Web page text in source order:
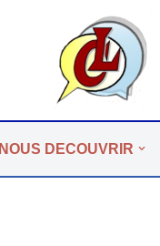
NOUS DECOUVRIR